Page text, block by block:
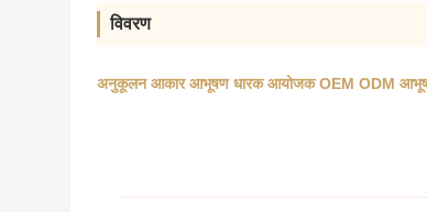
विवरण
अनुकूलन आकार आभूषण धारक आयोजक OEM ODM आभूषण